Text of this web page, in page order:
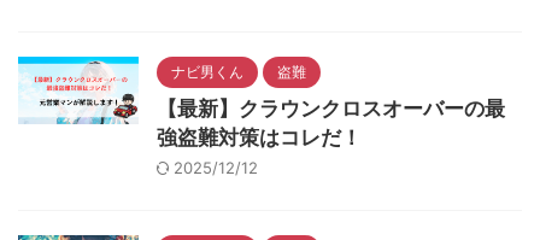
ナビ男くん 盗難
【最新】クラウンクロスオーバーの最
強盗難対策はコレだ！
2025/12/12